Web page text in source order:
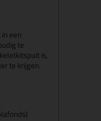
een
te
is,
te krijgen.